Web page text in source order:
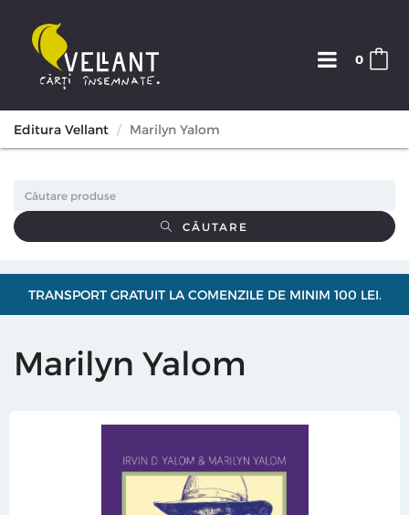
0
Editura Vellant Marilyn Yalom
CĂUTARE
TRANSPORT GRATUIT LA COMENZILE DE MINIM 100 LEI.
Marilyn Yalom